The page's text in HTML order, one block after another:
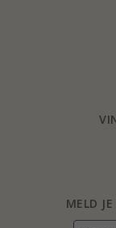
MELD